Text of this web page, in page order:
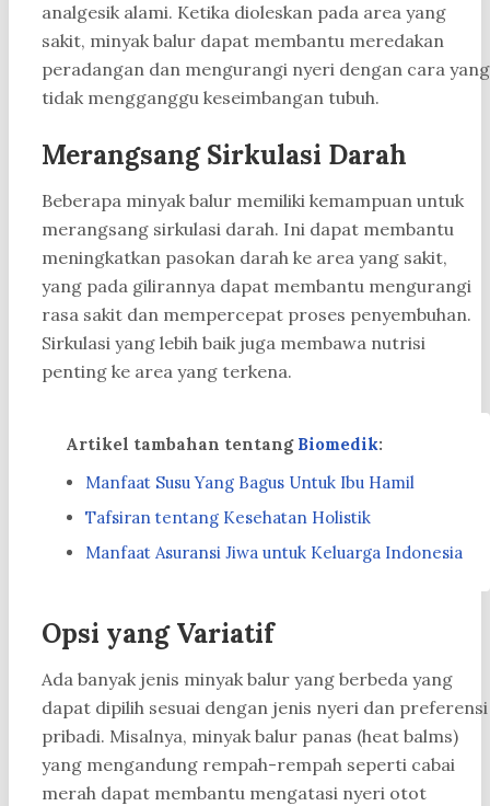
analgesik alami. Ketika dioleskan pada area yang
sakit, minyak balur dapat membantu meredakan
peradangan dan mengurangi nyeri dengan cara yang
tidak mengganggu keseimbangan tubuh.
Merangsang Sirkulasi Darah
Beberapa minyak balur memiliki kemampuan untuk
merangsang sirkulasi darah. Ini dapat membantu
meningkatkan pasokan darah ke area yang sakit,
yang pada gilirannya dapat membantu mengurangi
rasa sakit dan mempercepat proses penyembuhan.
Sirkulasi yang lebih baik juga membawa nutrisi
penting ke area yang terkena.
Artikel tambahan tentang Biomedik:
Manfaat Susu Yang Bagus Untuk Ibu Hamil
Tafsiran tentang Kesehatan Holistik
Manfaat Asuransi Jiwa untuk Keluarga Indonesia
Opsi yang Variatif
Ada banyak jenis minyak balur yang berbeda yang
dapat dipilih sesuai dengan jenis nyeri dan preferensi
pribadi. Misalnya, minyak balur panas (heat balms)
yang mengandung rempah-rempah seperti cabai
merah dapat membantu mengatasi nyeri otot